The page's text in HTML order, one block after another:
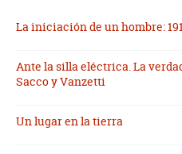
La iniciación de un hombre:
Ante la silla eléctrica. La
Sacco y Vanzetti
Un lugar en la tierra